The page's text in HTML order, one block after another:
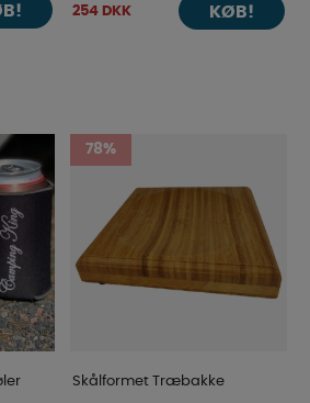
254 DKK KØB!
78%
Skålformet Træbakke